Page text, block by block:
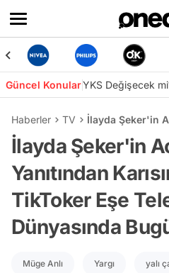
Güncel KonularYKS Değişecek
Haberler TV İlayda Şeker'in
İlayda Şeker'in
Yanıtından
TikToker Eşe
Dünyasında
Müge Anlı Yargı yalı